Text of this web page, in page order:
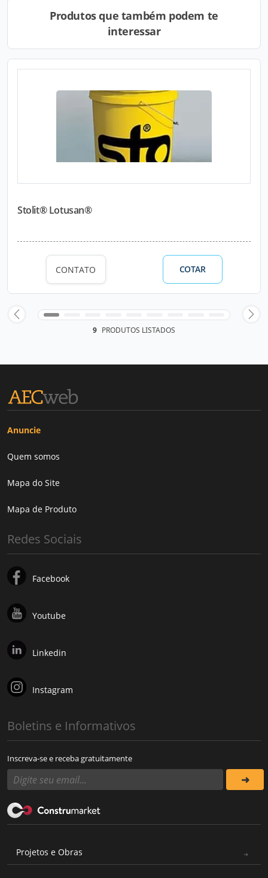
Produtos que também podem te
interessar
Stolit® Lotusan®
CONTATO COTAR
9 PRODUTOS LISTADOS
Anuncie
Quem somos
Mapa do Site
Mapa de Produto
Redes Sociais
Facebook
Youtube
Linkedin
Instagram
Boletins e Informativos
Inscreva-se e receba gratuitamente
Projetos e Obras